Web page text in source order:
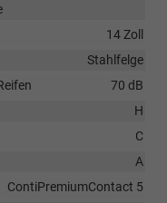
14 Zoll
Stahlfelge
70 dB
H
C
A
ContiPremiumContact 5